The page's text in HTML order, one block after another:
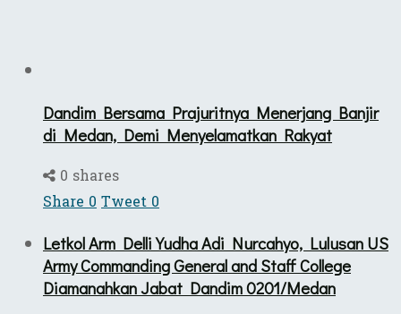
Dandim Bersama Prajuritnya Menerjang Banjir
di Medan, Demi Menyelamatkan Rakyat
0 shares
Share0Tweet0
Letkol Arm Delli Yudha Adi Nurcahyo, Lulusan US
Army Commanding General and Staff College
Diamanahkan Jabat Dandim 0201/Medan